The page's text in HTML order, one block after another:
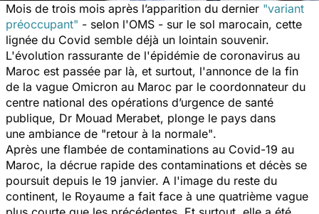
Mois de trois mois après l’apparition du dernier "variant
préoccupant" - selon l'OMS - sur le sol marocain, cette
lignée du Covid semble déjà un lointain souvenir.
L'évolution rassurante de l'épidémie de coronavirus au
Maroc est passée par là, et surtout, l'annonce de la fin
de la vague Omicron au Maroc par le coordonnateur du
centre national des opérations d’urgence de santé
publique, Dr Mouad Merabet, plonge le pays dans
une ambiance de "retour à la normale".
Après une flambée de contaminations au Covid-19 au
Maroc, la décrue rapide des contaminations et décès se
poursuit depuis le 19 janvier. A l'image du reste du
continent, le Royaume a fait face à une quatrième vague